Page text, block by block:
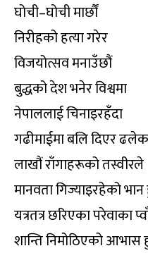
घोची–घोची मार्छौं
निरीहको हत्या गरेर
विजयोत्सव मनाउँछौं
बुद्धको देश भनेर विश्वमा
नेपाललाई चिनाइरहँदा
गढीमाईमा बलि दिएर
लाखौं राँगाहरूको तस्वीरले
मानवता गिज्याइरहेको
यत्रतत्र छरिएका परेवाका
शान्ति निमोठिएको आभास